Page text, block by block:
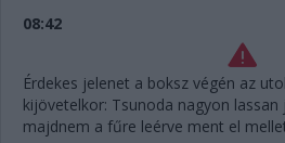
08:42
Érdekes jelenet a boksz végén az
kijövetelkor: Tsunoda nagyon
majdnem a fűre leérve ment el